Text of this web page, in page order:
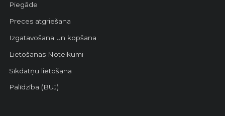
Piegāde
Preces atgriešana
Izgatavošana un kopšana
Lietošanas Noteikumi
Sīkdatņu lietošana
Palīdzība (BUJ)